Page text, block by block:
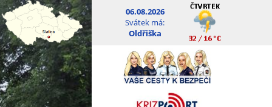
06.08.2026
Svátek má:
Oldřiška